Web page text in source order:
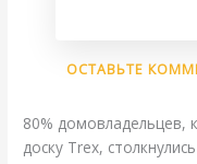
ОСТАВЬТЕ
80% домовладельцев,
доску Trex,